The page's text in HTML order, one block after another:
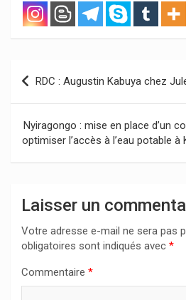
Navigation
de
l’article
RDC : Augustin Kabuya chez
Nyiragongo : mise en place d’un
optimiser l’accès à l’eau potable
Laisser un
Votre adresse e-mail ne sera pas
obligatoires sont indiqués avec *
Commentaire *